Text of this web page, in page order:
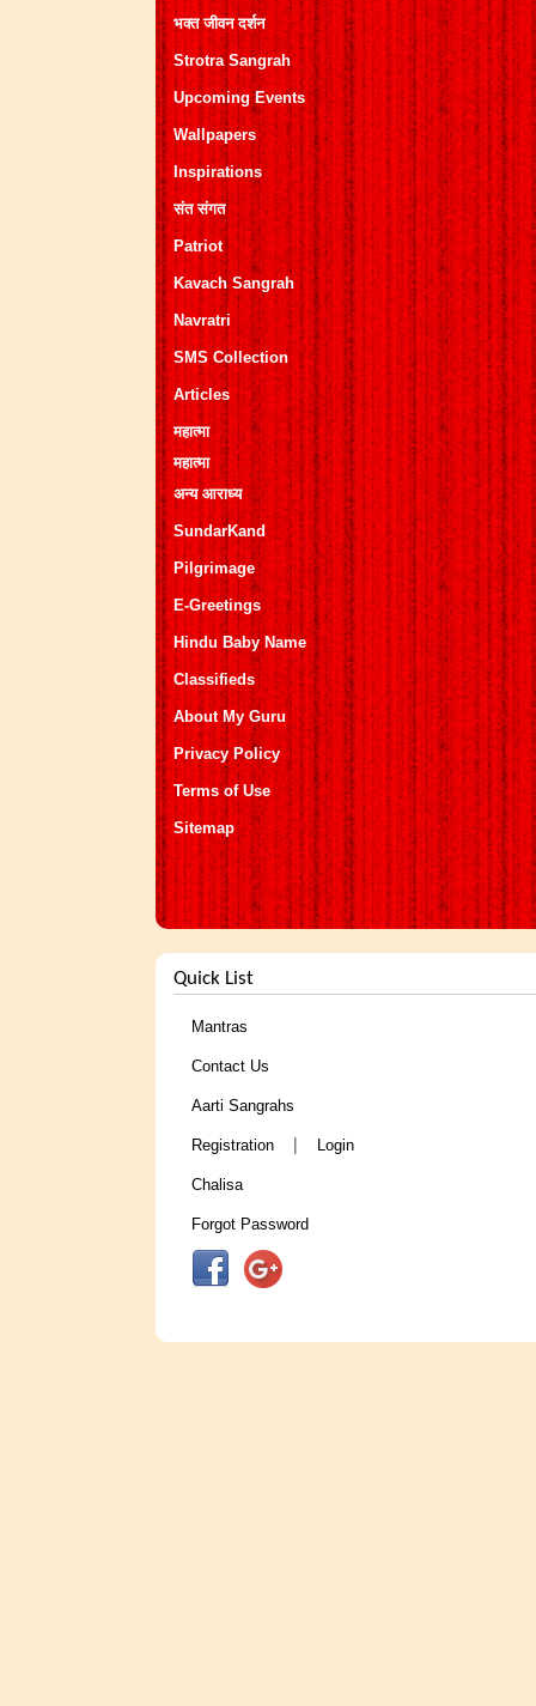
भक्त जीवन दर्शन
Strotra Sangrah
Upcoming Events
Wallpapers
Inspirations
संत संगत
Patriot
Kavach Sangrah
Navratri
SMS Collection
Articles
महात्मा
महात्मा
अन्य आराध्य
SundarKand
Pilgrimage
E-Greetings
Hindu Baby Name
Classifieds
About My Guru
Privacy Policy
Terms of Use
Sitemap
Quick List
Mantras
Contact Us
Aarti Sangrahs
Registration | Login
Chalisa
Forgot Password